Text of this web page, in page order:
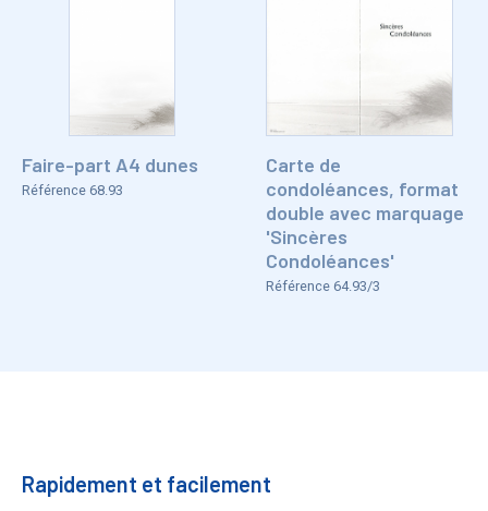
Faire-part A4 dunes
Référence 68.93
Carte de
condoléances, format
double avec marquage
'Sincères
Condoléances'
Référence 64.93/3
Bénéfices
Rapidement et facilement